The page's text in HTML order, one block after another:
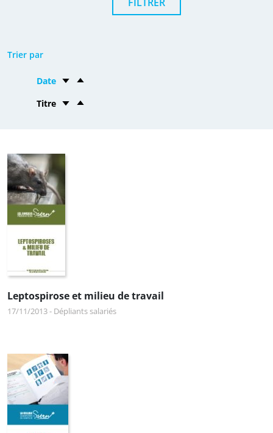
Trier par
Date
Titre
Leptospirose et milieu de travail
17/11/2013- Dépliants salariés